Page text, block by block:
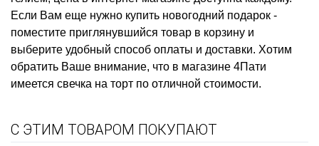
Если Вам еще нужно купить новогодний подарок -
поместите приглянувшийся товар в корзину и
выберите удобный способ оплаты и доставки. Хотим
обратить Ваше внимание, что в магазине 4Пати
имеется свечка на торт по отличной стоимости.
С ЭТИМ ТОВАРОМ ПОКУПАЮТ